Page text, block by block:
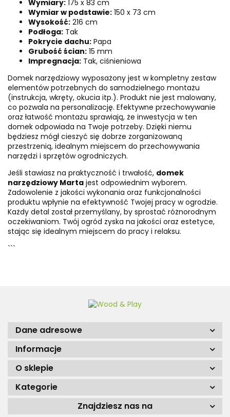
Wymiary: 175 x 83 cm
Wymiar w podstawie: 150 x 73 cm
Wysokość: 216 cm
Podłoga: Tak
Pokrycie dachu: Papa
Grubość ścian: 15 mm
Impregnacja: Tak, ciśnieniowa
Domek narzędziowy wyposażony jest w kompletny zestaw
elementów potrzebnych do samodzielnego montażu
(instrukcja, wkręty, okucia itp.). Produkt nie jest malowany,
co pozwala na personalizację. Efektywne przechowywanie
oraz łatwość montażu sprawiają, że inwestycja w ten
domek odpowiada na Twoje potrzeby. Dzięki niemu
będziesz mógł cieszyć się dobrze zorganizowaną
przestrzenią, idealnym miejscem do przechowywania
narzędzi i sprzętów ogrodniczych.
Jeśli stawiasz na praktyczność i trwałość, domek
narzędziowy Marta jest odpowiednim wyborem.
Zadowolenie z jakości wykonania oraz funkcjonalności
produktu wpłynie na efektywność Twojej pracy w ogrodzie.
Każdy detal został przemyślany, by sprostać różnorodnym
oczekiwaniom. Twój ogród zyska na jakości oraz estetyce,
stając się idealnym miejscem do pracy i relaksu.
```
Dane adresowe
Informacje
O sklepie
Kategorie
Znajdziesz nas na